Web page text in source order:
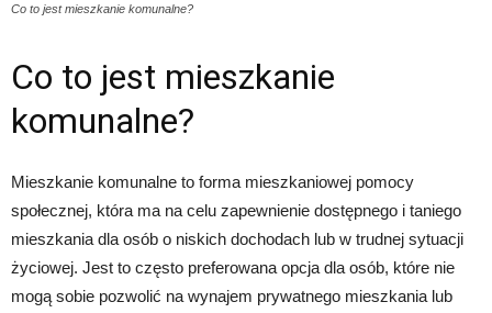
Co to jest mieszkanie komunalne?
Co to jest mieszkanie
komunalne?
Mieszkanie komunalne to forma mieszkaniowej pomocy
społecznej, która ma na celu zapewnienie dostępnego i taniego
mieszkania dla osób o niskich dochodach lub w trudnej sytuacji
życiowej. Jest to często preferowana opcja dla osób, które nie
mogą sobie pozwolić na wynajem prywatnego mieszkania lub